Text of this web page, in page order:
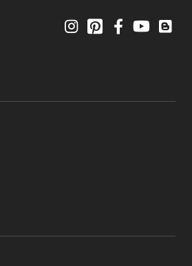
InstagramPinterestFacebookYouTube